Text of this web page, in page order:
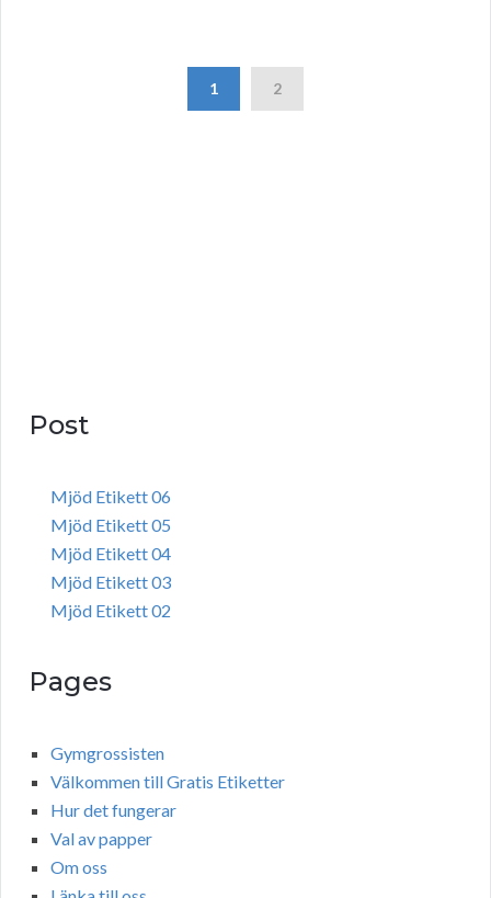
1 2
Post
Mjöd Etikett 06
Mjöd Etikett 05
Mjöd Etikett 04
Mjöd Etikett 03
Mjöd Etikett 02
Pages
Gymgrossisten
Välkommen till Gratis Etiketter
Hur det fungerar
Val av papper
Om oss